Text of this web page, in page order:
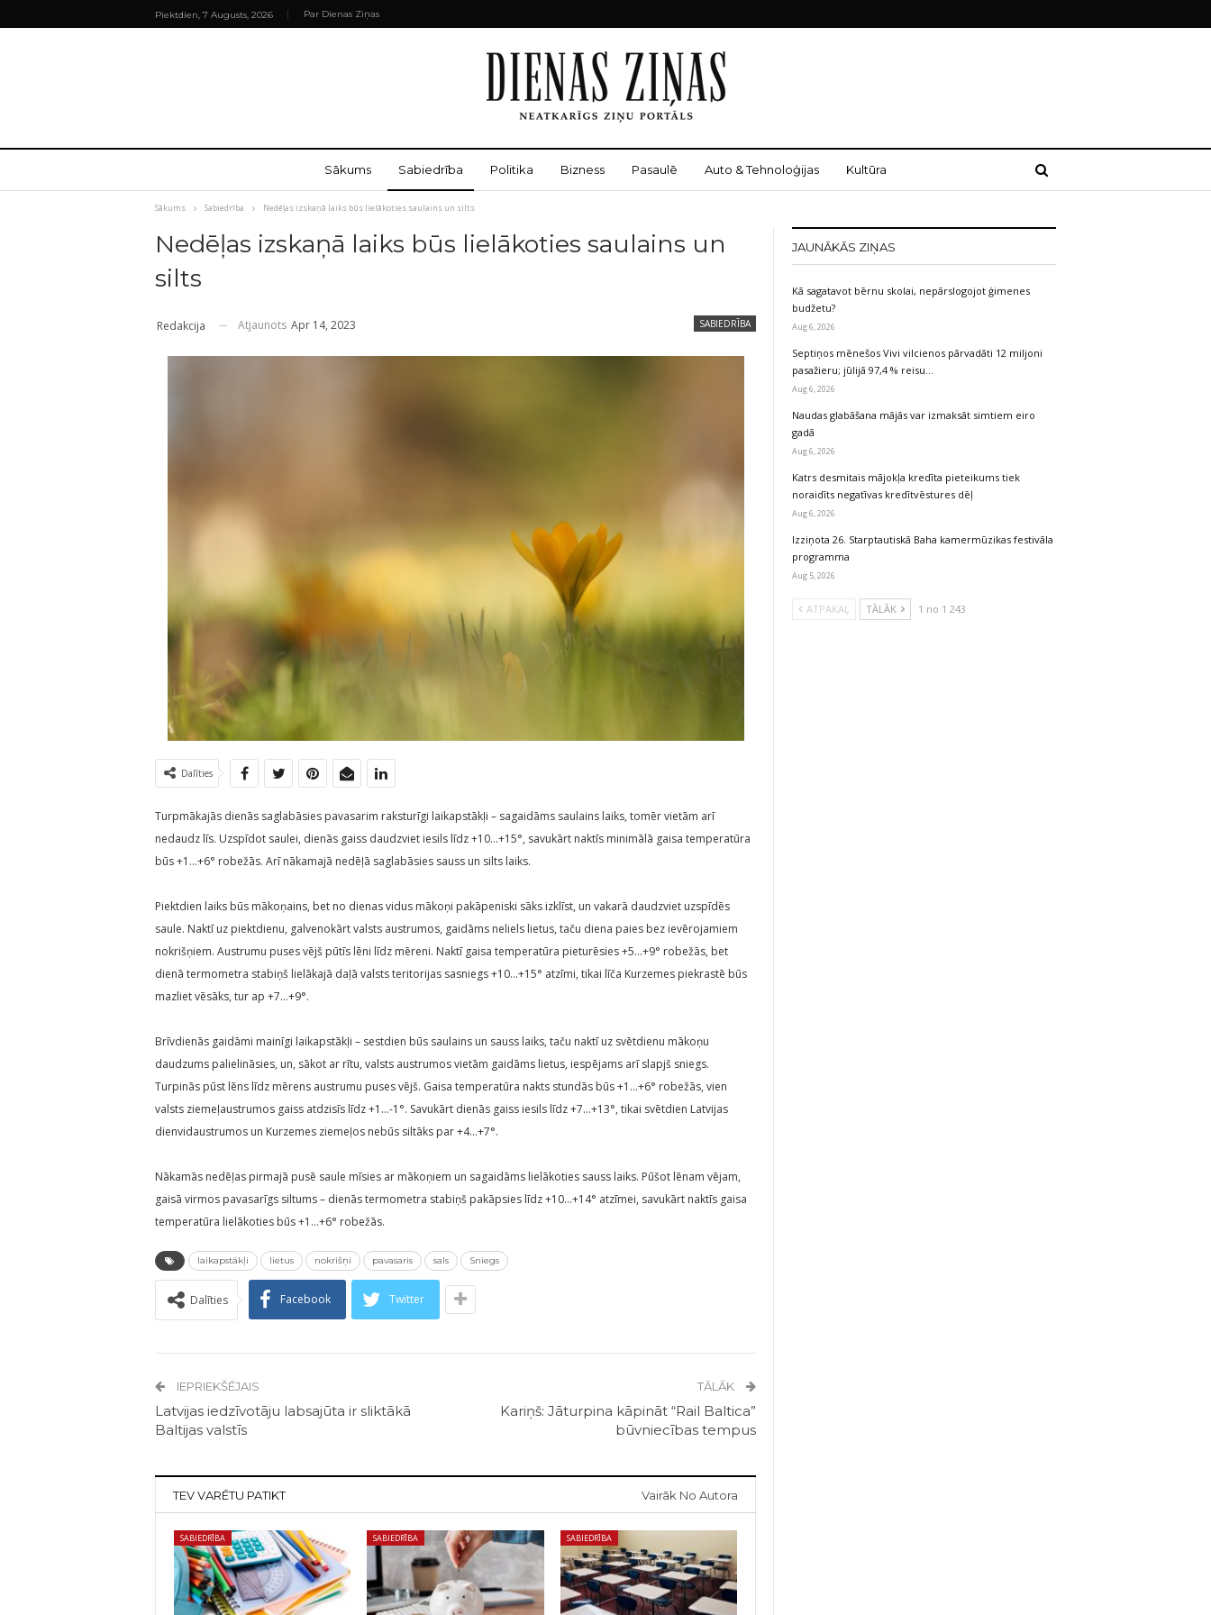
Piektdien, 7 Augusts, 2026 Par Dienas Ziņas
Sākums Sabiedrība Politika Bizness Pasaulē Auto & Tehnoloģijas Kultūra
Sākums Sabiedrība Nedēļas izskaņā laiks būs lielākoties saulains un silts
Nedēļas izskaņā laiks būs lielākoties saulains un
silts
SABIEDRĪBA
Redakcija Atjaunots Apr 14, 2023
Dalīties
Turpmākajās dienās saglabāsies pavasarim raksturīgi laikapstākļi – sagaidāms saulains laiks, tomēr vietām arī
nedaudz līs. Uzspīdot saulei, dienās gaiss daudzviet iesils līdz +10…+15°, savukārt naktīs minimālā gaisa temperatūra
būs +1…+6° robežās. Arī nākamajā nedēļā saglabāsies sauss un silts laiks.
Piektdien laiks būs mākoņains, bet no dienas vidus mākoņi pakāpeniski sāks izklīst, un vakarā daudzviet uzspīdēs
saule. Naktī uz piektdienu, galvenokārt valsts austrumos, gaidāms neliels lietus, taču diena paies bez ievērojamiem
nokrišņiem. Austrumu puses vējš pūtīs lēni līdz mēreni. Naktī gaisa temperatūra pieturēsies +5…+9° robežās, bet
dienā termometra stabiņš lielākajā daļā valsts teritorijas sasniegs +10…+15° atzīmi, tikai līča Kurzemes piekrastē būs
mazliet vēsāks, tur ap +7…+9°.
Brīvdienās gaidāmi mainīgi laikapstākļi – sestdien būs saulains un sauss laiks, taču naktī uz svētdienu mākoņu
daudzums palielināsies, un, sākot ar rītu, valsts austrumos vietām gaidāms lietus, iespējams arī slapjš sniegs.
Turpinās pūst lēns līdz mērens austrumu puses vējš. Gaisa temperatūra nakts stundās būs +1…+6° robežās, vien
valsts ziemeļaustrumos gaiss atdzisīs līdz +1…-1°. Savukārt dienās gaiss iesils līdz +7…+13°, tikai svētdien Latvijas
dienvidaustrumos un Kurzemes ziemeļos nebūs siltāks par +4…+7°.
Nākamās nedēļas pirmajā pusē saule mīsies ar mākoņiem un sagaidāms lielākoties sauss laiks. Pūšot lēnam vējam,
gaisā virmos pavasarīgs siltums – dienās termometra stabiņš pakāpsies līdz +10…+14° atzīmei, savukārt naktīs gaisa
temperatūra lielākoties būs +1…+6° robežās.
laikapstākļi lietus nokrišņi pavasaris sals Sniegs
Dalīties Facebook Twitter
IEPRIEKŠĒJAIS
Latvijas iedzīvotāju labsajūta ir sliktākā
Baltijas valstīs
TĀLĀK
Kariņš: Jāturpina kāpināt “Rail Baltica”
būvniecības tempus
TEV VARĒTU PATIKT Vairāk No Autora
SABIEDRĪBA SABIEDRĪBA SABIEDRĪBA
JAUNĀKĀS ZIŅAS
Kā sagatavot bērnu skolai, nepārslogojot ģimenes
budžetu?
Aug 6, 2026
Septiņos mēnešos Vivi vilcienos pārvadāti 12 miljoni
pasažieru; jūlijā 97,4 % reisu…
Aug 6, 2026
Naudas glabāšana mājās var izmaksāt simtiem eiro
gadā
Aug 6, 2026
Katrs desmitais mājokļa kredīta pieteikums tiek
noraidīts negatīvas kredītvēstures dēļ
Aug 6, 2026
Izziņota 26. Starptautiskā Baha kamermūzikas festivāla
programma
Aug 5, 2026
ATPAKAĻ TĀLĀK 1 no 1 243